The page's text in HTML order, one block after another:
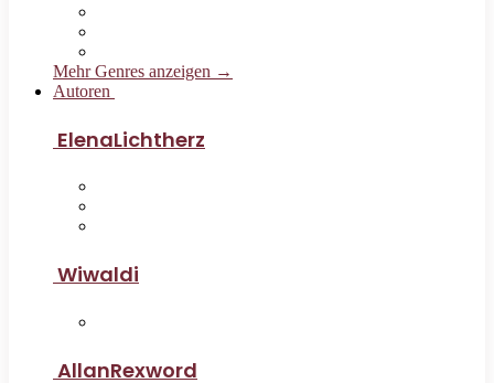
Mehr Genres anzeigen →
Autoren
ElenaLichtherz
Wiwaldi
AllanRexword